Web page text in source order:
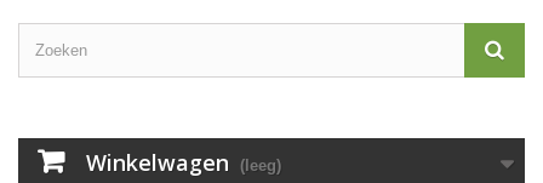
Winkelwagen (leeg)